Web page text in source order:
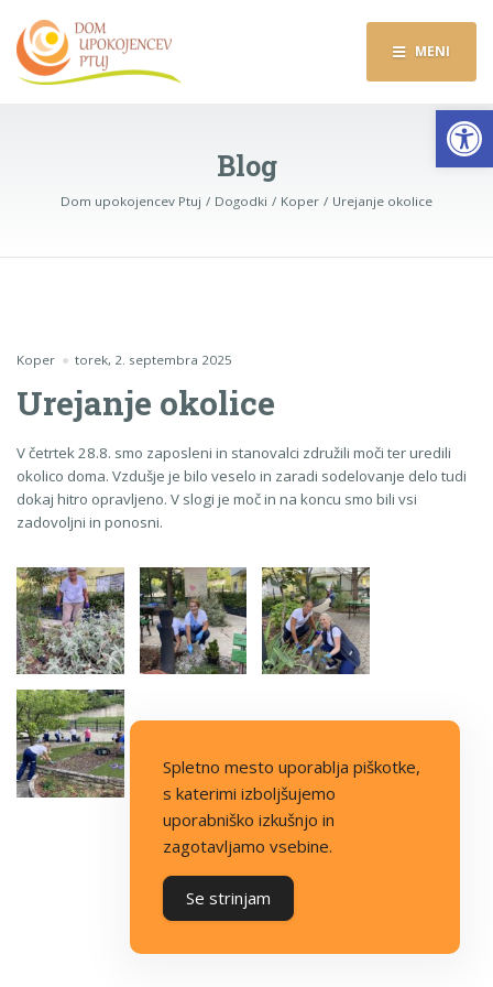
MENI
Blog
Dom upokojencev Ptuj Dogodki Koper Urejanje okolice
Koper torek, 2. septembra 2025
Urejanje okolice
V četrtek 28.8. smo zaposleni in stanovalci združili moči ter uredili
okolico doma. Vzdušje je bilo veselo in zaradi sodelovanje delo tudi
dokaj hitro opravljeno. V slogi je moč in na koncu smo bili vsi
zadovoljni in ponosni.
Spletno mesto uporablja piškotke,
s katerimi izboljšujemo
uporabniško izkušnjo in
zagotavljamo vsebine.
Se strinjam